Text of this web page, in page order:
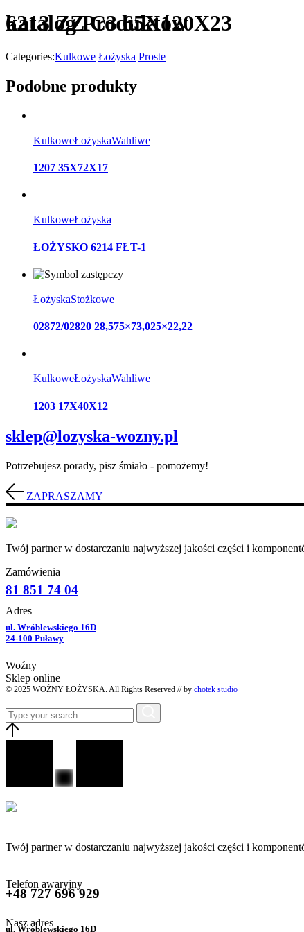
katalog Produktów
6213 ZZ C3 65X120X23
Categories:Kulkowe Łożyska Proste
Podobne produkty
KulkoweŁożyskaWahliwe
1207 35X72X17
KulkoweŁożyska
ŁOŻYSKO 6214 FŁT-1
ŁożyskaStożkowe
02872/02820 28,575×73,025×22,22
KulkoweŁożyskaWahliwe
1203 17X40X12
sklep@lozyska-wozny.pl
Potrzebujesz porady, pisz śmiało - pomożemy!
ZAPRASZAMY
Twój partner w dostarczaniu najwyższej jakości części i
Zamówienia
81 851 74 04
Adres
ul. Wróblewskiego 16D
24-100 Puławy
Woźny
Sklep online
© 2025 WOŹNY ŁOŻYSKA. All Rights Reserved // by chotek studio
Twój partner w dostarczaniu najwyższej jakości części i
Telefon awaryjny
+48 727 696 929
Nasz adres
ul. Wróblewskiego 16D